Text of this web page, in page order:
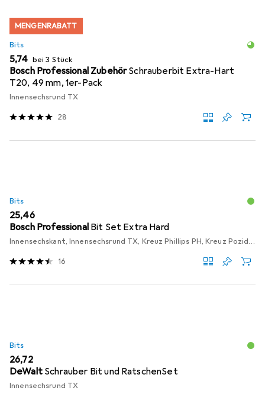
MENGENRABATT
Bits
EUR
5,74 bei 3 Stück
Bosch Professional ZubehörSchrauberbit Extra-Hart
T20, 49 mm, 1er-Pack
Innensechsrund TX
28
Bits
EUR
25,46
Bosch Professional Bit Set Extra Hard
Innensechskant, Innensechsrund TX, Kreuz Phillips PH, Kreuz Pozidriv PZ, Schraubschlitz
16
Bits
EUR
26,72
DeWalt Schrauber Bit und RatschenSet
Innensechsrund TX